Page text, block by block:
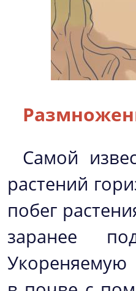
Самой
растений
побег
заранее
Укореняемую